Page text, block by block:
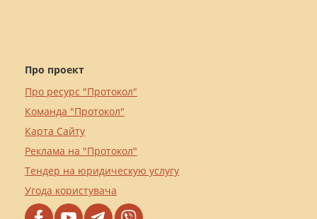
Про проект
Про ресурс "Протокол"
Команда "Протокол"
Карта Сайту
Реклама на "Протокол"
Тендер на юридическую услугу
Угода користувача